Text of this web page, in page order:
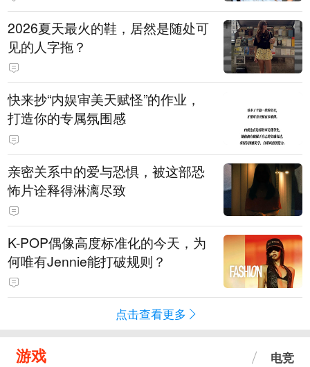
2026夏天最火的鞋，居然是随处可
见的人字拖？
快来抄“内娱审美天赋怪”的作业，
打造你的专属氛围感
亲密关系中的爱与恐惧，被这部恐
怖片诠释得淋漓尽致
K-POP偶像高度标准化的今天，为
何唯有Jennie能打破规则？
点击查看更多
游戏 电竞